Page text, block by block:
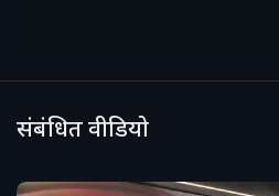
संबंधित वीडियो